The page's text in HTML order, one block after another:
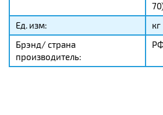
Ед. изм:
кг
Брэнд/ страна
производитель: